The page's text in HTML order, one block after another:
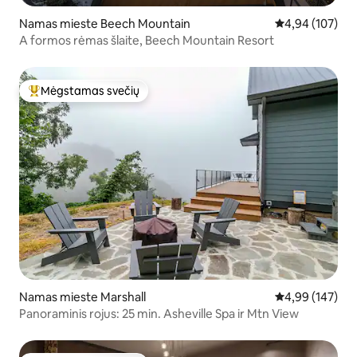
Namas mieste Beech Mountain Vidutinis
4,94 (107)
A formos rėmas šlaite, Beech Mountain Resort
Svečių mėgstamiausias
Mėgstamas svečių
Namas mieste Marshall Vidutinis
4,99 (147)
Panoraminis rojus: 25 min. Asheville Spa ir Mtn View